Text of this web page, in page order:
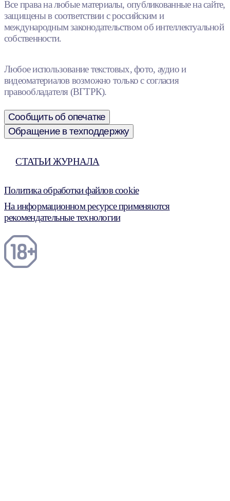
Все права на любые материалы, опубликованные на сайте,
защищены в соответствии с российским и
международным законодательством об интеллектуальной
собственности.
Любое использование текстовых, фото, аудио и
видеоматериалов возможно только с согласия
правообладателя (ВГТРК).
Сообщить об опечатке
Обращение в техподдержку
СТАТЬИ ЖУРНАЛА
Политика обработки файлов cookie
На информационном ресурсе применяются
рекомендательные технологии